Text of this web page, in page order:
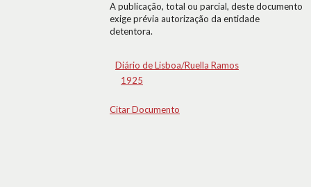
A publicação, total ou parcial, deste documento
exige prévia autorização da entidade
detentora.
Diário de Lisboa/Ruella Ramos
1925
Citar Documento